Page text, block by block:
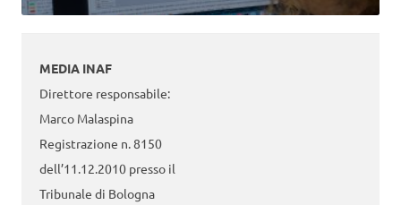
MEDIA INAF
Direttore responsabile:
Marco Malaspina
Registrazione n. 8150
dell’11.12.2010 presso il
Tribunale di Bologna